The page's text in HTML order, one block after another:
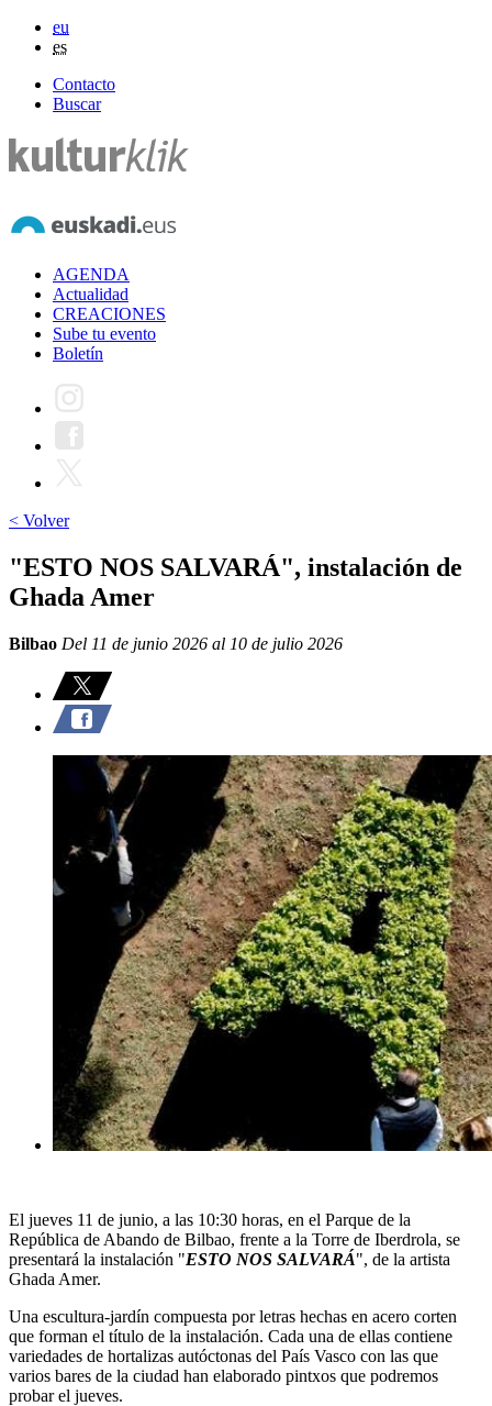
eu
es
Contacto
Buscar
AGENDA
Actualidad
CREACIONES
Sube tu evento
Boletín
< Volver
"ESTO NOS SALVARÁ", instalación de
Ghada Amer
Bilbao Del 11 de junio 2026 al 10 de julio 2026
El jueves 11 de junio, a las 10:30 horas, en el Parque de la
República de Abando de Bilbao, frente a la Torre de Iberdrola, se
presentará la instalación "ESTO NOS SALVARÁ", de la artista
Ghada Amer.
Una escultura-jardín compuesta por letras hechas en acero corten
que forman el título de la instalación. Cada una de ellas contiene
variedades de hortalizas autóctonas del País Vasco con las que
varios bares de la ciudad han elaborado pintxos que podremos
probar el jueves.